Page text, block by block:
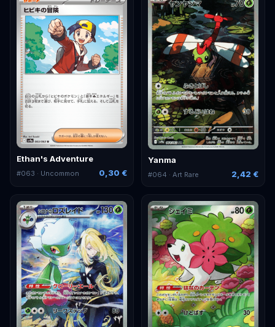
Ethan's Adventure
#063 · Uncommon 0,30 €
Yanma
#064 · Art Rare 2,42 €